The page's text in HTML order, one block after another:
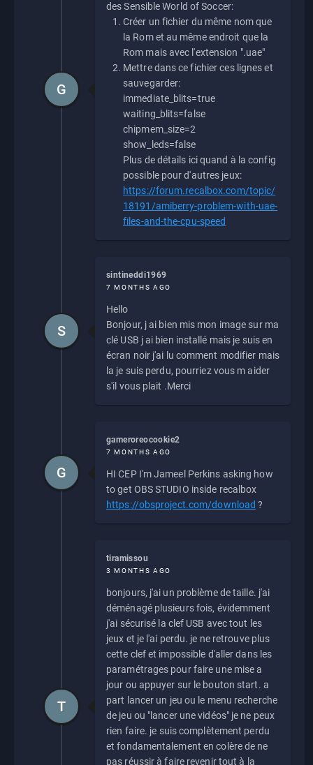
des Sensible World of Soccer:
Créer un fichier du même nom que
la Rom et au même endroit que la
Rom mais avec l'extension ".uae"
Mettre dans ce fichier ces lignes et
sauvegarder:
immediate_blits=true
waiting_blits=false
chipmem_size=2
show_leds=false
Plus de détails ici quand à la config
possible pour d'autres jeux:
https://forum.recalbox.com/topic/
18191/amiberry-problem-with-uae-
files-and-the-cpu-speed
G
sintineddi1969
7 MONTHS AGO
Hello
Bonjour, j ai bien mis mon image sur ma
clé USB j ai bien installé mais je suis en
écran noir j'ai lu comment modifier mais
la je suis perdu, pourriez vous m aider
s'il vous plait .Merci
S
gameroreocookie2
7 MONTHS AGO
HI CEP I'm Jameel Perkins asking how
to get OBS STUDIO inside recalbox
https://obsproject.com/download ?
G
tiramissou
3 MONTHS AGO
bonjours, j'ai un problème de taille. j'ai
déménagé plusieurs fois, évidemment
j'ai sécurisé la clef USB avec tout les
jeux et je l'ai perdu. je ne retrouve plus
cette clef et impossible d'aller dans les
paramétrages pour faire une mise a
jour ou appuyer sur le bouton start. a
part lancer un jeu ou le menu recherche
de jeu ou "lancer une vidéos" je ne peux
rien faire. je suis complètement perdu
et fondamentalement en colère de ne
pas réussir à faire revenir tout à la
T